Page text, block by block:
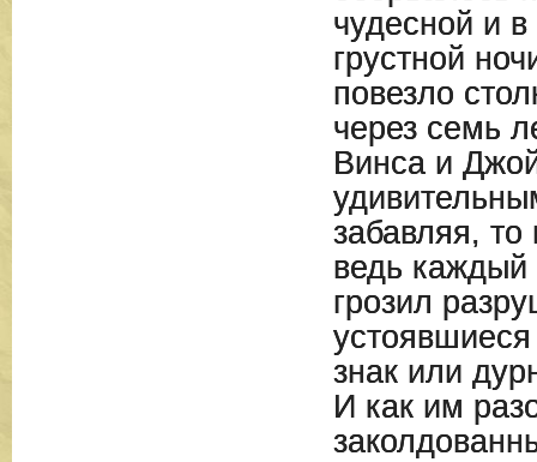
чудесной и
грустной
повезло
через семь
Винса и
забавляя, то
ведь каждый
грозил
знак или
И как им